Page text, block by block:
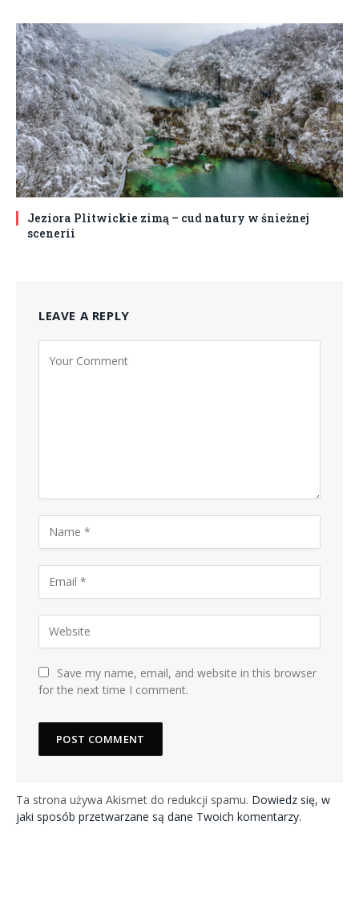
Jeziora Plitwickie zimą – cud natury w śnieżnej
scenerii
LEAVE A REPLY
Save my name, email, and website in this browser
for the next time I comment.
Ta strona używa Akismet do redukcji spamu. Dowiedz się, w
jaki sposób przetwarzane są dane Twoich komentarzy.